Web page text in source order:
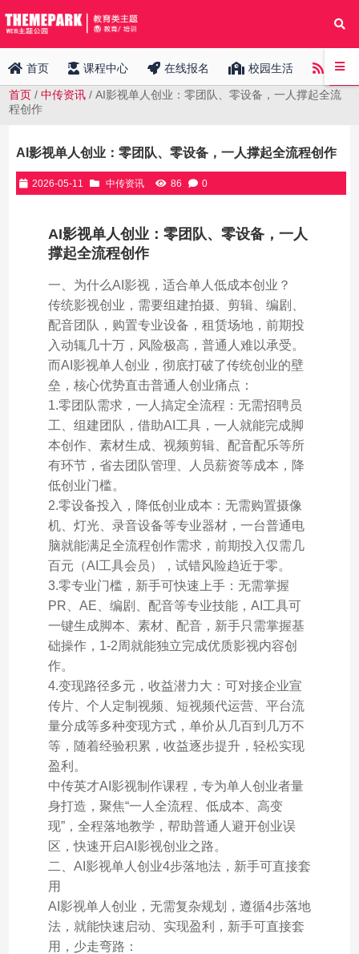
首页 课程中心 在线报名 校园生活 中传
首页 /中传资讯 / AI影视单人创业：零团队、零设备，一人撑起全流
程创作
AI影视单人创业：零团队、零设备，一人撑起全流程创作
2026-05-11 中传资讯 86 0
AI影视单人创业：零团队、零设备，一人
撑起全流程创作
一、为什么AI影视，适合单人低成本创业？
传统影视创业，需要组建拍摄、剪辑、编剧、
配音团队，购置专业设备，租赁场地，前期投
入动辄几十万，风险极高，普通人难以承受。
而AI影视单人创业，彻底打破了传统创业的壁
垒，核心优势直击普通人创业痛点：
1.零团队需求，一人搞定全流程：无需招聘员
工、组建团队，借助AI工具，一人就能完成脚
本创作、素材生成、视频剪辑、配音配乐等所
有环节，省去团队管理、人员薪资等成本，降
低创业门槛。
2.零设备投入，降低创业成本：无需购置摄像
机、灯光、录音设备等专业器材，一台普通电
脑就能满足全流程创作需求，前期投入仅需几
百元（AI工具会员），试错风险趋近于零。
3.零专业门槛，新手可快速上手：无需掌握
PR、AE、编剧、配音等专业技能，AI工具可
一键生成脚本、素材、配音，新手只需掌握基
础操作，1-2周就能独立完成优质影视内容创
作。
4.变现路径多元，收益潜力大：可对接企业宣
传片、个人定制视频、短视频代运营、平台流
量分成等多种变现方式，单价从几百到几万不
等，随着经验积累，收益逐步提升，轻松实现
盈利。
中传英才AI影视制作课程，专为单人创业者量
身打造，聚焦“一人全流程、低成本、高变
现”，全程落地教学，帮助普通人避开创业误
区，快速开启AI影视创业之路。
二、AI影视单人创业4步落地法，新手可直接套
用
AI影视单人创业，无需复杂规划，遵循4步落地
法，就能快速启动、实现盈利，新手可直接套
用，少走弯路：